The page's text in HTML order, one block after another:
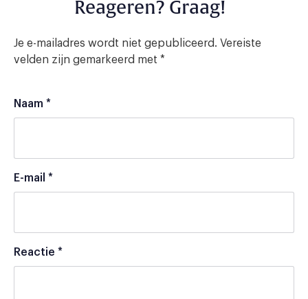
Reageren? Graag!
Je e-mailadres wordt niet gepubliceerd. Vereiste
velden zijn gemarkeerd met *
Naam *
E-mail *
Reactie *